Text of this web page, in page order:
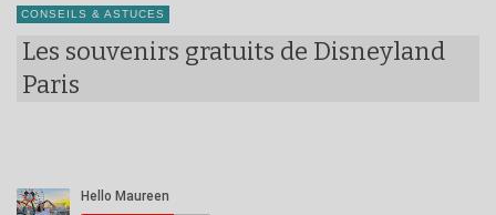
CONSEILS & ASTUCES
Les souvenirs gratuits de Disneyland
Paris